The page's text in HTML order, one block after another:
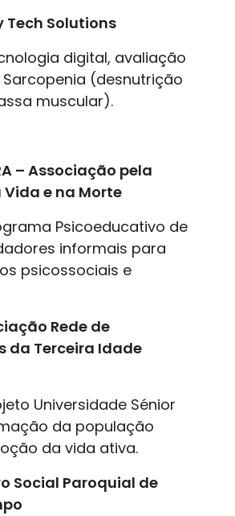
Tech Solutions
digital, avaliação
(desnutrição
muscular).
– Associação pela
e na Morte
Psicoeducativo de
informais para
psicossociais e
Rede de
da Terceira Idade
Universidade Sénior
da população
da vida ativa.
Social Paroquial de